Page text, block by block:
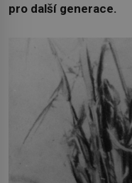
pro další generace.